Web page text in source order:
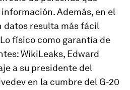
Además, en el
datos resulta más fácil
físico como garantía de
WikiLeaks, Edward
a su presidente del
en la cumbre del G-20